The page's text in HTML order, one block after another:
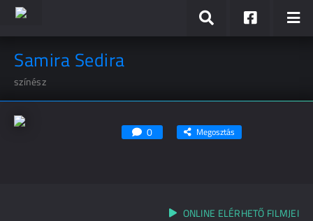
Samira Sedira
színész
0 Megosztás
ONLINE ELÉRHETŐ FILMJEI